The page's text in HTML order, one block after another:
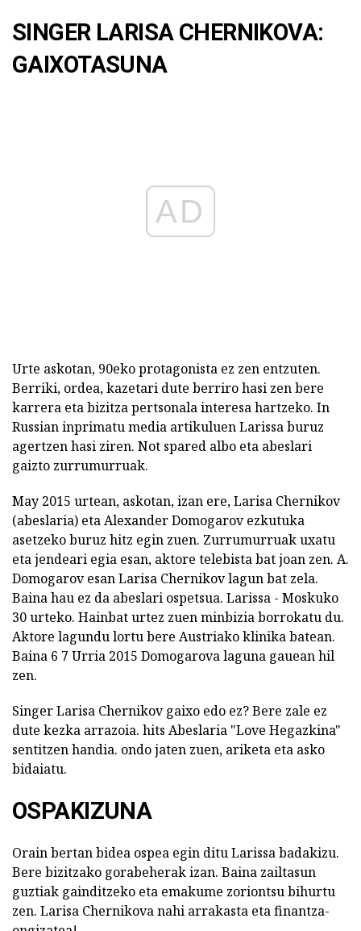
SINGER LARISA CHERNIKOVA:
GAIXOTASUNA
AD
Urte askotan, 90eko protagonista ez zen entzuten.
Berriki, ordea, kazetari dute berriro hasi zen bere
karrera eta bizitza pertsonala interesa hartzeko. In
Russian inprimatu media artikuluen Larissa buruz
agertzen hasi ziren. Not spared albo eta abeslari
gaizto zurrumurruak.
May 2015 urtean, askotan, izan ere, Larisa Chernikov
(abeslaria) eta Alexander Domogarov ezkutuka
asetzeko buruz hitz egin zuen. Zurrumurruak uxatu
eta jendeari egia esan, aktore telebista bat joan zen. A.
Domogarov esan Larisa Chernikov lagun bat zela.
Baina hau ez da abeslari ospetsua. Larissa - Moskuko
30 urteko. Hainbat urtez zuen minbizia borrokatu du.
Aktore lagundu lortu bere Austriako klinika batean.
Baina 6 7 Urria 2015 Domogarova laguna gauean hil
zen.
Singer Larisa Chernikov gaixo edo ez? Bere zale ez
dute kezka arrazoia. hits Abeslaria "Love Hegazkina"
sentitzen handia. ondo jaten zuen, ariketa eta asko
bidaiatu.
OSPAKIZUNA
Orain bertan bidea ospea egin ditu Larissa badakizu.
Bere bizitzako gorabeherak izan. Baina zailtasun
guztiak gainditzeko eta emakume zoriontsu bihurtu
zen. Larisa Chernikova nahi arrakasta eta finantza-